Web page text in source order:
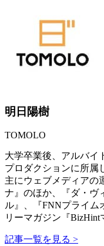
明日陽樹
TOMOLO
大学卒業後、アルバイ
プロダクションに所属
主にウェブメディアの
ナ』のほか、『ダ・ヴ
ル』、『FNNプライム
リーマガジン『BizHint
記事一覧を見る >